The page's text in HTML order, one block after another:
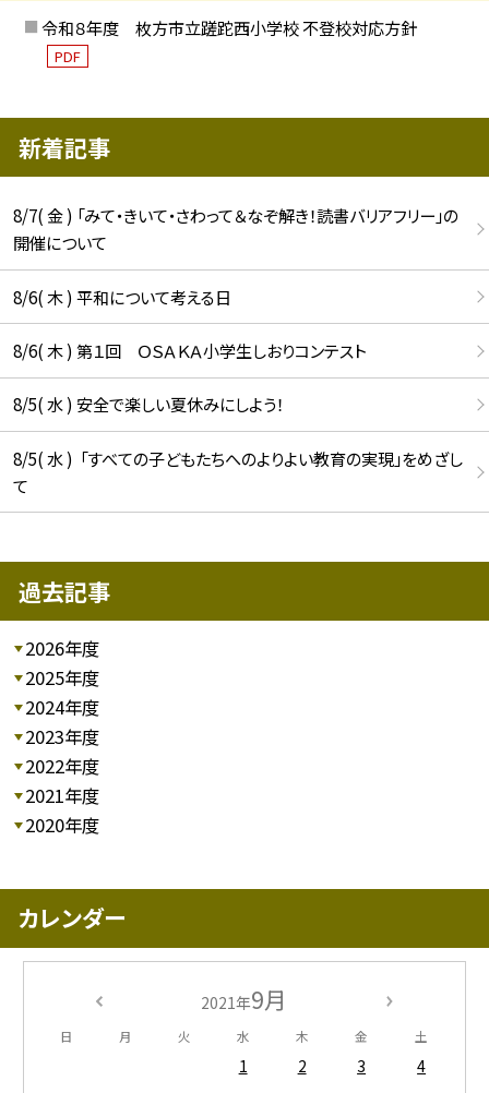
令和８年度 枚方市立蹉跎西小学校 不登校対応方針
PDF
新着記事
8/7( 金 ) 「みて・きいて・さわって＆なぞ解き！読書バリアフリー」の
開催について
8/6( 木 ) 平和について考える日
8/6( 木 ) 第１回 ＯＳＡＫＡ小学生しおりコンテスト
8/5( 水 ) 安全で楽しい夏休みにしよう！
8/5( 水 ) 「すべての子どもたちへのよりよい教育の実現」をめざし
て
過去記事
2026年度
2025年度
2024年度
2023年度
2022年度
2021年度
2020年度
カレンダー
2021年9月
日 月 火 水 木 金 土
1 2 3
4